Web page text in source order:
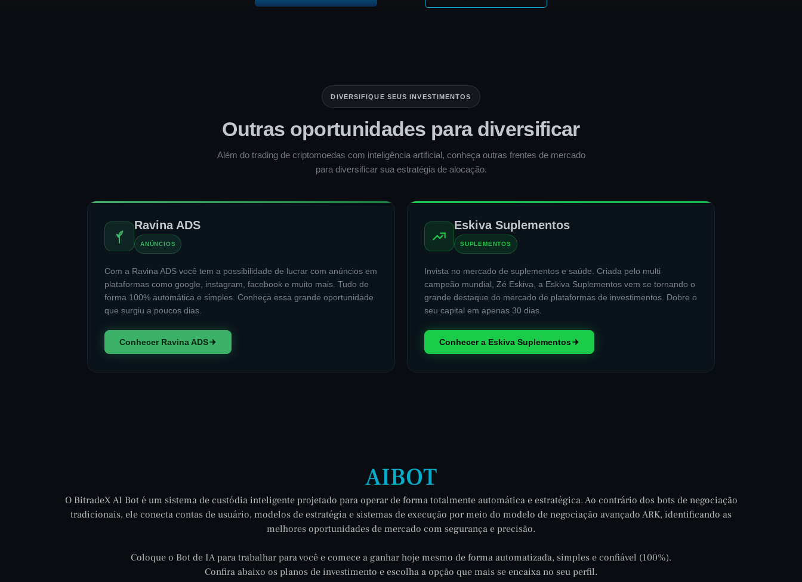
DIVERSIFIQUE SEUS INVESTIMENTOS
Outras oportunidades para diversificar
Além do trading de criptomoedas com inteligência artificial, conheça outras frentes de mercado
para diversificar sua estratégia de alocação.
Ravina ADS
ANÚNCIOS
Com a Ravina ADS você tem a possibilidade de lucrar com anúncios em
plataformas como google, instagram, facebook e muito mais. Tudo de
forma 100% automática e simples. Conheça essa grande oportunidade
que surgiu a poucos dias.
Conhecer Ravina ADS
Eskiva Suplementos
SUPLEMENTOS
Invista no mercado de suplementos e saúde. Criada pelo multi
campeão mundial, Zé Eskiva, a Eskiva Suplementos vem se tornando o
grande destaque do mercado de plataformas de investimentos. Dobre o
seu capital em apenas 30 dias.
Conhecer a Eskiva Suplementos
AIBOT
O BitradeX AI Bot é um sistema de custódia inteligente projetado para operar de forma totalmente automática e estratégica. Ao contrário dos bots de negociação
tradicionais, ele conecta contas de usuário, modelos de estratégia e sistemas de execução por meio do modelo de negociação avançado ARK, identificando as
melhores oportunidades de mercado com segurança e precisão.
Coloque o Bot de IA para trabalhar para você e comece a ganhar hoje mesmo de forma automatizada, simples e confiável (100%).
Confira abaixo os planos de investimento e escolha a opção que mais se encaixa no seu perfil.